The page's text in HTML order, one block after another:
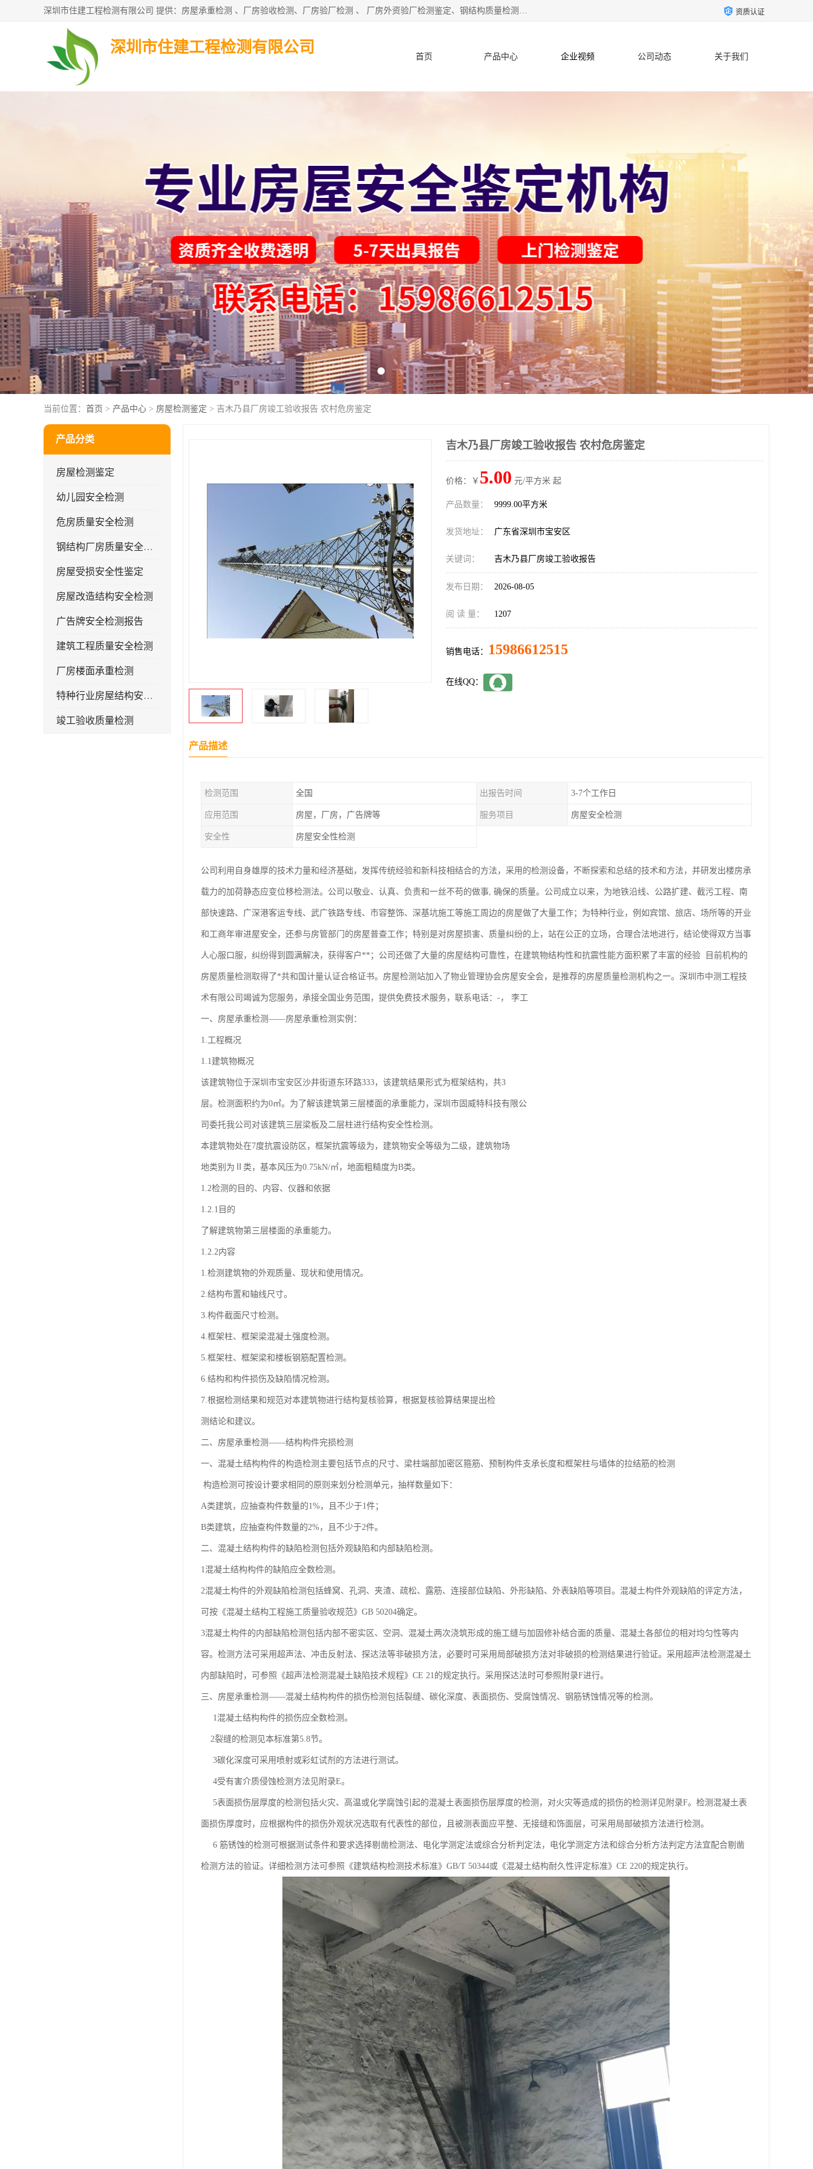
深圳市住建工程检测有限公司 提供：房屋承重检测 、厂房验收检测、厂房验厂检测 、 厂房外资验厂检测鉴定、钢结构质量检测、建筑工程质量检测、厂房楼面承重检测、钢结构厂房质量安全检测、钢结构厂房承重检测、房屋补办房产证检测、结构加固工程的施工及上门、东莞厂房客户验厂检测等服务。 资质认证
深圳市住建工程检测有限公司
首页 产品中心 企业视频 公司动态 关于我们
当前位置： 首页 > 产品中心 > 房屋检测鉴定 > 吉木乃县厂房竣工验收报告 农村危房鉴定
产品分类
房屋检测鉴定
幼儿园安全检测
危房质量安全检测
钢结构厂房质量安全检测
房屋受损安全性鉴定
房屋改造结构安全检测
广告牌安全检测报告
建筑工程质量安全检测
厂房楼面承重检测
特种行业房屋结构安全检测报告
竣工验收质量检测
吉木乃县厂房竣工验收报告 农村危房鉴定
价格：￥ 5.00 元/平方米 起
产品数量： 9999.00平方米
发货地址： 广东省深圳市宝安区
关键词： 吉木乃县厂房竣工验收报告
发布日期： 2026-08-05
阅 读 量： 1207
销售电话： 15986612515
在线QQ：
产品描述
检测范围 全国 出报告时间 3-7个工作日
应用范围 房屋，厂房，广告牌等 服务项目 房屋安全检测
安全性 房屋安全性检测
公司利用自身雄厚的技术力量和经济基础，发挥传统经验和新科技相结合的方法，采用的检测设备，不断探索和总结的技术和方法，并研发出楼房承
载力的加荷静态应变位移检测法。公司以敬业、认真、负责和一丝不苟的做事, 确保的质量。公司成立以来，为地铁沿线、公路扩建、截污工程、南
部快速路、广深港客运专线、武广铁路专线、市容整饰、深基坑施工等施工周边的房屋做了大量工作；为特种行业，例如宾馆、旅店、场所等的开业
和工商年审进屋安全，还参与房管部门的房屋普查工作；特别是对房屋损害、质量纠纷的上，站在公正的立场，合理合法地进行，结论使得双方当事
人心服口服，纠纷得到圆满解决，获得客户**；公司还做了大量的房屋结构可靠性，在建筑物结构性和抗震性能方面积累了丰富的经验 目前机构的
房屋质量检测取得了*共和国计量认证合格证书。房屋检测站加入了物业管理协会房屋安全会，是推荐的房屋质量检测机构之一。深圳市中测工程技
术有限公司竭诚为您服务，承接全国业务范围，提供免费技术服务，联系电话：-， 李工
一、房屋承重检测——房屋承重检测实例：
1.工程概况
1.1建筑物概况
该建筑物位于深圳市宝安区沙井街道东环路333，该建筑结果形式为框架结构，共3
层。检测面积约为0㎡。为了解该建筑第三层楼面的承重能力，深圳市固威特科技有限公
司委托我公司对该建筑三层梁板及二层柱进行结构安全性检测。
本建筑物处在7度抗震设防区，框架抗震等级为，建筑物安全等级为二级，建筑物场
地类别为Ⅱ类，基本风压为0.75kN/㎡，地面粗糙度为B类。
1.2检测的目的、内容、仪器和依据
1.2.1目的
了解建筑物第三层楼面的承重能力。
1.2.2内容
1.检测建筑物的外观质量、现状和使用情况。
2.结构布置和轴线尺寸。
3.构件截面尺寸检测。
4.框架柱、框架梁混凝土强度检测。
5.框架柱、框架梁和楼板钢筋配置检测。
6.结构和构件损伤及缺陷情况检测。
7.根据检测结果和规范对本建筑物进行结构复核验算，根据复核验算结果提出检
测结论和建议。
二、房屋承重检测——结构构件完损检测
一、混凝土结构构件的构造检测主要包括节点的尺寸、梁柱端部加密区箍筋、预制构件支承长度和框架柱与墙体的拉结筋的检测
构造检测可按设计要求相同的原则来划分检测单元，抽样数量如下：
A类建筑，应抽查构件数量的1%，且不少于1件；
B类建筑，应抽查构件数量的2%，且不少于2件。
二、混凝土结构构件的缺陷检测包括外观缺陷和内部缺陷检测。
1混凝土结构构件的缺陷应全数检测。
2混凝土构件的外观缺陷检测包括蜂窝、孔洞、夹渣、疏松、露筋、连接部位缺陷、外形缺陷、外表缺陷等项目。混凝土构件外观缺陷的评定方法，
可按《混凝土结构工程施工质量验收规范》GB 50204确定。
3混凝土构件的内部缺陷检测包括内部不密实区、空洞、混凝土两次浇筑形成的施工缝与加固修补结合面的质量、混凝土各部位的相对均匀性等内
容。检测方法可采用超声法、冲击反射法、探达法等非破损方法，必要时可采用局部破损方法对非破损的检测结果进行验证。采用超声法检测混凝土
内部缺陷时，可参照《超声法检测混凝土缺陷技术规程》CE 21的规定执行。采用探达法时可参照附录F进行。
三、房屋承重检测——混凝土结构构件的损伤检测包括裂缝、碳化深度、表面损伤、受腐蚀情况、钢筋锈蚀情况等的检测。
1混凝土结构构件的损伤应全数检测。
2裂缝的检测见本标准第5.8节。
3碳化深度可采用喷射或彩虹试剂的方法进行测试。
4受有害介质侵蚀检测方法见附录E。
5表面损伤层厚度的检测包括火灾、高温或化学腐蚀引起的混凝土表面损伤层厚度的检测，对火灾等造成的损伤的检测详见附录F。检测混凝土表
面损伤厚度时，应根据构件的损伤外观状况选取有代表性的部位，且被测表面应平整、无接缝和饰面层，可采用局部破损方法进行检测。
6 筋锈蚀的检测可根据测试条件和要求选择剔凿检测法、电化学测定法或综合分析判定法，电化学测定方法和综合分析方法判定方法宜配合剔凿
检测方法的验证。详细检测方法可参照《建筑结构检测技术标准》GB/T 50344或《混凝土结构耐久性评定标准》CE 220的规定执行。